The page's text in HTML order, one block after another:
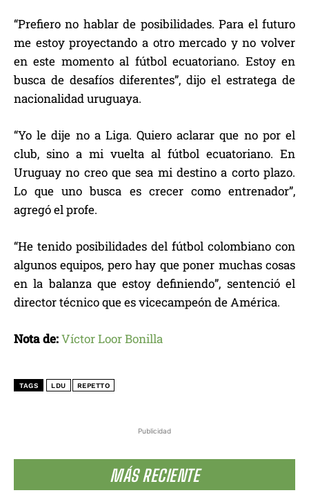
Publicidad
MÁS RECIENTE
“Prefiero no hablar de posibilidades. Para el futuro
me estoy proyectando a otro mercado y no volver
en este momento al fútbol ecuatoriano. Estoy en
busca de desafíos diferentes”, dijo el estratega de
nacionalidad uruguaya.
“Yo le dije no a Liga. Quiero aclarar que no por el
club, sino a mi vuelta al fútbol ecuatoriano. En
Uruguay no creo que sea mi destino a corto plazo.
Lo que uno busca es crecer como entrenador”,
agregó el profe.
“He tenido posibilidades del fútbol colombiano con
algunos equipos, pero hay que poner muchas cosas
en la balanza que estoy definiendo”, sentenció el
director técnico que es vicecampeón de América.
Nota de:Víctor Loor Bonilla
TAGS LDU REPETTO